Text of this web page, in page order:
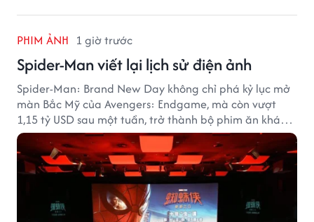
PHIM ẢNH 1 giờ trước
Spider-Man viết lại lịch sử điện ảnh
Spider-Man: Brand New Day không chỉ phá kỷ lục mở
màn Bắc Mỹ của Avengers: Endgame, mà còn vượt
1,15 tỷ USD sau một tuần, trở thành bộ phim ăn khách
nhất năm 2026.